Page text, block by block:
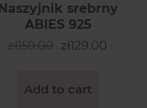
Naszyjnik srebrny
ABIES 925
zł159.00 zł129.00
Add to cart